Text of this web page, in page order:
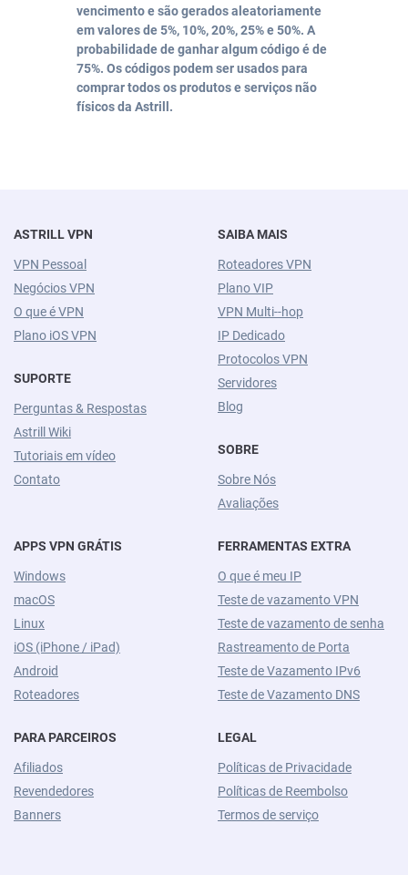
vencimento e são gerados aleatoriamente
em valores de 5%, 10%, 20%, 25% e 50%. A
probabilidade de ganhar algum código é de
75%. Os códigos podem ser usados para
comprar todos os produtos e serviços não
físicos da Astrill.
ASTRILL VPN
VPN Pessoal
Negócios VPN
O que é VPN
Plano iOS VPN
SUPORTE
Perguntas & Respostas
Astrill Wiki
Tutoriais em vídeo
Contato
SAIBA MAIS
Roteadores VPN
Plano VIP
VPN Multi--hop
IP Dedicado
Protocolos VPN
Servidores
Blog
SOBRE
Sobre Nós
Avaliações
APPS VPN GRÁTIS
Windows
macOS
Linux
iOS (iPhone / iPad)
Android
Roteadores
PARA PARCEIROS
Afiliados
Revendedores
Banners
FERRAMENTAS EXTRA
O que é meu IP
Teste de vazamento VPN
Teste de vazamento de senha
Rastreamento de Porta
Teste de Vazamento IPv6
Teste de Vazamento DNS
LEGAL
Políticas de Privacidade
Políticas de Reembolso
Termos de serviço